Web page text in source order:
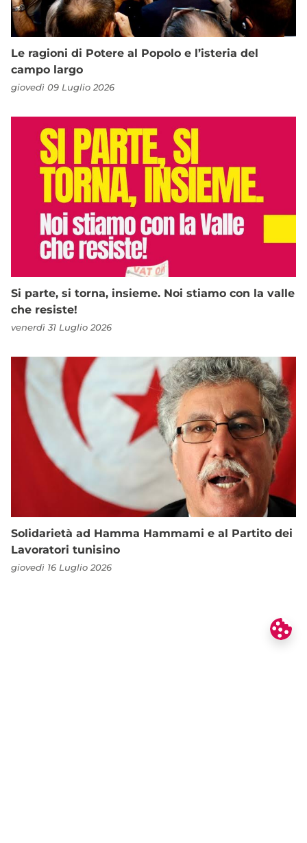
Le ragioni di Potere al Popolo e l’isteria del
campo largo
giovedì 09 Luglio 2026
Si parte, si torna, insieme. Noi stiamo con la valle
che resiste!
venerdì 31 Luglio 2026
Solidarietà ad Hamma Hammami e al Partito dei
Lavoratori tunisino
giovedì 16 Luglio 2026